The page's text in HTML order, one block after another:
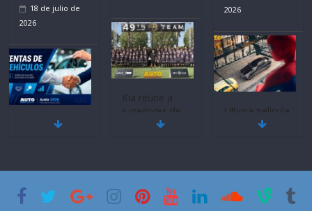
18 de julio de
2026
Mercado
historia
11 de julio de
Quito se alista
para un nuevo
Kia Open del
PGA Tour
Americas
20 de mayo de
2026
Ultima película
‘Spider‑Man:
29 de julio de
2026